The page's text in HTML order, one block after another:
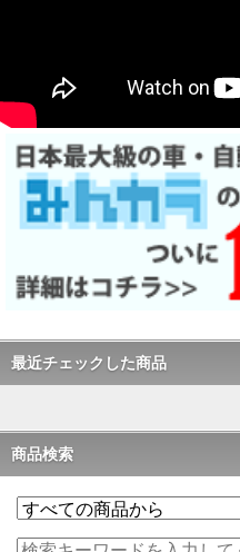
最近チェックした商品
商品検索